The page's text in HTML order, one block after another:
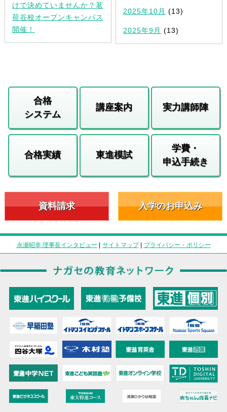
けで決めていませんか？茗
荷谷校オープンキャンパス
開催！
2025年10月 (13)
2025年9月 (13)
合格
システム
講座案内 実力講師陣
合格実績 東進模試
学費・
申込手続き
資料請求 入学のお申込み
永瀬昭幸 理事長インタビュー | サイトマップ| プライバシー・ポリシー